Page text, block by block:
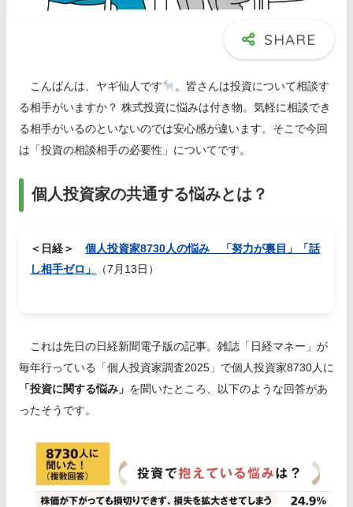
こんばんは、ヤギ仙人です
。皆さんは投資について相談す
る相手がいますか？ 株式投資に悩みは付き物。気軽に相談でき
る相手がいるのといないのでは安心感が違います。そこで今回
は「投資の相談相手の必要性」についてです。
個人投資家の共通する悩みとは？
＜日経＞個人投資家8730人の悩み 「努力が裏目」「話
し相手ゼロ」
（7月13日）
これは先日の日経新聞電子版の記事。雑誌「日経マネー」が
毎年行っている「個人投資家調査2025」で個人投資家8730人に
「投資に関する悩み」 を聞いたところ、以下のような回答があ
ったそうです。